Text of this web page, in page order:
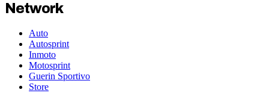
Network
Auto
Autosprint
Inmoto
Motosprint
Guerin Sportivo
Store